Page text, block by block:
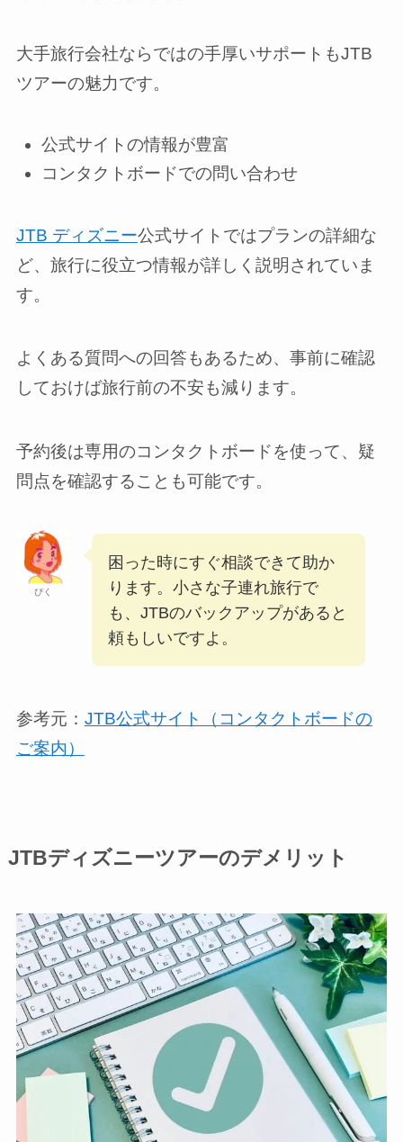
大手旅行会社ならではの手厚いサポートもJTB
ツアーの魅力です。
公式サイトの情報が豊富
コンタクトボードでの問い合わせ
JTB ディズニー公式サイトではプランの詳細な
ど、旅行に役立つ情報が詳しく説明されていま
す。
よくある質問への回答もあるため、事前に確認
しておけば旅行前の不安も減ります。
予約後は専用のコンタクトボードを使って、疑
問点を確認することも可能です。
ぴく
困った時にすぐ相談できて助か
ります。小さな子連れ旅行で
も、JTBのバックアップがあると
頼もしいですよ。
参考元： JTB公式サイト（コンタクトボードの
ご案内）
JTBディズニーツアーのデメリット